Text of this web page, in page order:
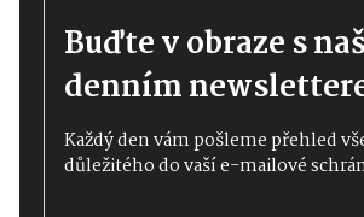
Buďte v obraze s
denním
Každý den vám pošleme přehled
důležitého do vaší e-mailové